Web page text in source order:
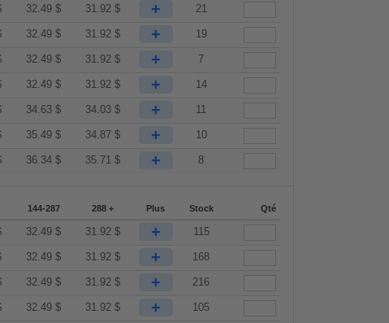
32.49$ 31.92$ + 21
32.49$ 31.92$ + 19
32.49$ 31.92$ + 7
32.49$ 31.92$ + 14
34.63$ 34.03$ + 11
35.49$ 34.87$ + 10
36.34$ 35.71$ + 8
144-287 288 + Plus Stock Qté
32.49$ 31.92$ + 115
32.49$ 31.92$ + 168
32.49$ 31.92$ + 216
32.49$ 31.92$ + 105